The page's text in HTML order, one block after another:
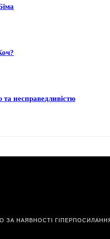
несправедливістю
ЗА НАЯВНОСТІ